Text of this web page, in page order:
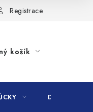
Registrace
košík
DROGERIE